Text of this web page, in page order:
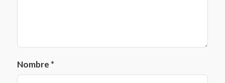
Nombre *